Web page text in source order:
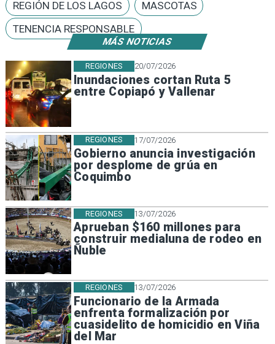
MÁS NOTICIAS
20/07/2026
Inundaciones cortan Ruta 5
entre Copiapó y Vallenar
REGIONES
17/07/2026
Gobierno anuncia investigación
por desplome de grúa en
Coquimbo
REGIONES
13/07/2026
Aprueban $160 millones para
construir medialuna de rodeo en
Ñuble
REGIONES
13/07/2026
Funcionario de la Armada
enfrenta formalización por
cuasidelito de homicidio en Viña
del Mar
REGIONES
REGIÓN DE LOS LAGOS
MASCOTAS
TENENCIA RESPONSABLE